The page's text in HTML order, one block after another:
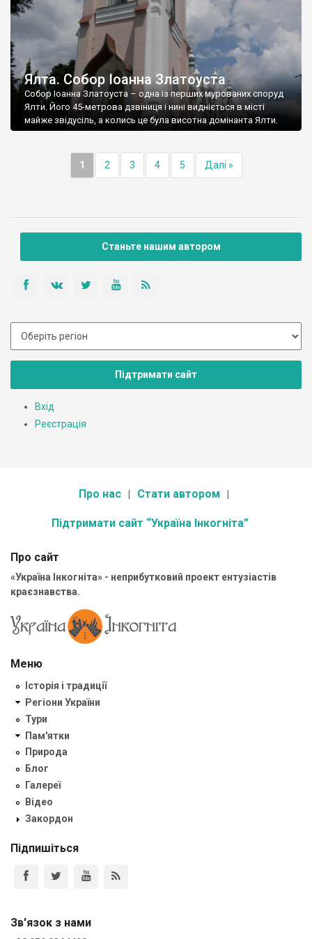
Ялта. Собор Іоанна Златоуста
Собор Іоанна Златоуста – одна із перших мурованих споруд
Ялти. Його 45-метрова дзвіниця і нині видніється в місті
майже звідусіль, а колись це була висотна домінанта Ялти.
1 2 3 4 5 Далі »
Станьте нашим автором
Підтримати сайт
Вхід
Реєстрація
Про нас Стати автором
Підтримати сайт “Україна Інкогніта”
Про сайт
«Україна Інкогніта» - неприбутковий проект ентузіастів
краєзнавства.
Меню
Історія і традиції
Регіони України
Тури
Пам'ятки
Природа
Блог
Галереї
Відео
Закордон
Підпишіться
Зв'язок з нами